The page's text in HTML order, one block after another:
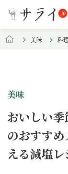
美味 料
美味
おいしい季
のおすす
える減塩レ